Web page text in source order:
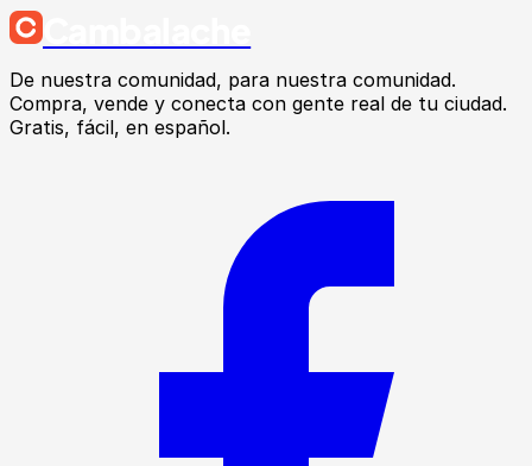
De nuestra comunidad, para nuestra comunidad.
Compra, vende y conecta con gente real de tu ciudad.
Gratis, fácil, en español.